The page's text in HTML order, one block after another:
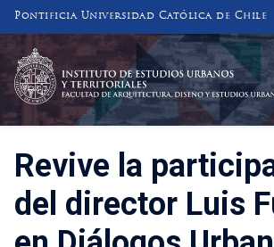
Pontificia Universidad Católica de Chile
INSTITUTO DE ESTUDIOS
Y TERRITORIALES
FACULTAD DE ARQUITECTURA, DISEÑO Y
Revive la
del director Luis